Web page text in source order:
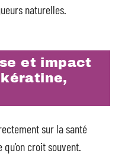
naturelles.
et impact
sur la santé
croit souvent.